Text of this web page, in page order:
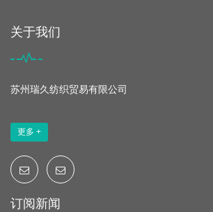
关于我们
苏州瑞久纺织贸易有限公司
更多 +
订阅新闻